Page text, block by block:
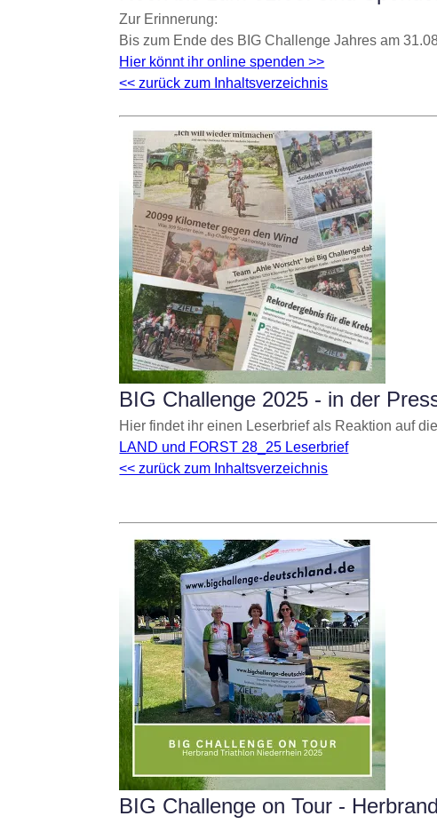
Zur Erinnerung:
Bis zum Ende des BIG Challenge Jahres am
Hier könnt ihr online spenden >>
<< zurück zum Inhaltsverzeichnis
BIG Challenge 2025 - in der
Hier findet ihr einen Leserbrief als Reaktion auf
LAND und FORST 28_25 Leserbrief
<< zurück zum Inhaltsverzeichnis
BIG Challenge on Tour -